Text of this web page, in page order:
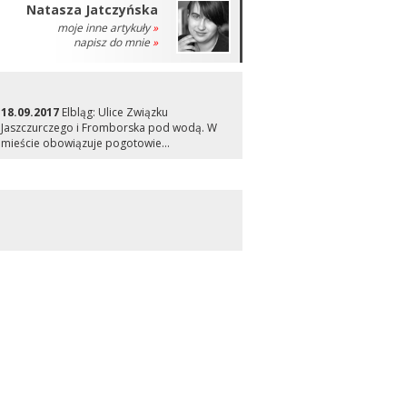
Natasza Jatczyńska
moje inne artykuły»
napisz do mnie »
18.09.2017Elbląg: Ulice Związku
Jaszczurczego i Fromborska pod wodą. W
mieście obowiązuje pogotowie...